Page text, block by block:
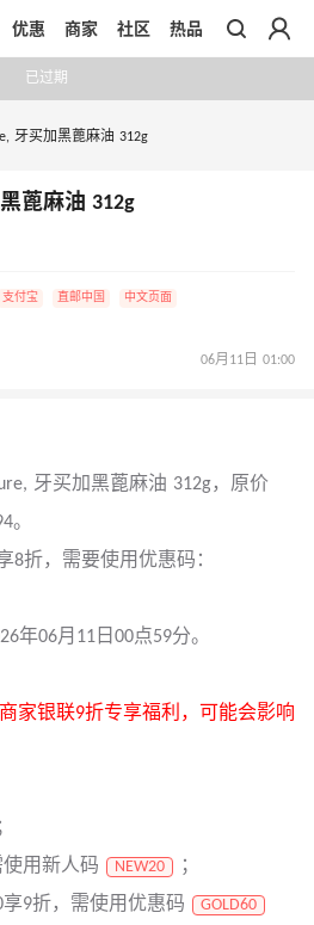
优惠 商家 社区 热品
已过期
蓖麻油 312g
支付宝 直邮中国 中文页面
06月11日 01:00
牙买加黑蓖麻油 312g，原价
。
8折，需要使用优惠码：
年06月11日00点59分。
家银联9折专享福利，可能会影响
用新人码
NEW20
；
9折，需使用优惠码
GOLD60